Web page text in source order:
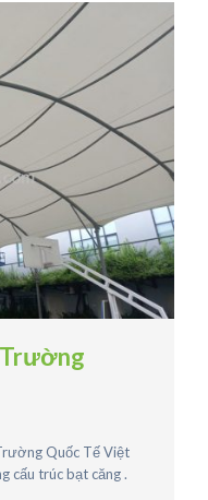
Trường
Quốc Tế Việt
cấu trúc bạt căng .